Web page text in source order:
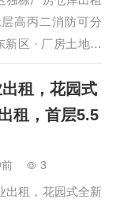
高丙二消防可分
新区 · 厂房土地租
年8月6日浦东新
多宗保税仓库与标
际大厦（奥纳路
租，花园式
租，首层5.5
3
出租，花园式全新